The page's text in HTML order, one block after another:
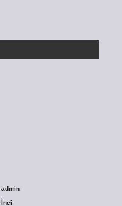
admin
İnci